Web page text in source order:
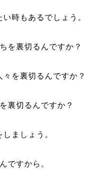
時もあるでしょう。
を裏切るんですか？
を裏切るんですか？
裏切るんですか？
ましょう。
ですから。